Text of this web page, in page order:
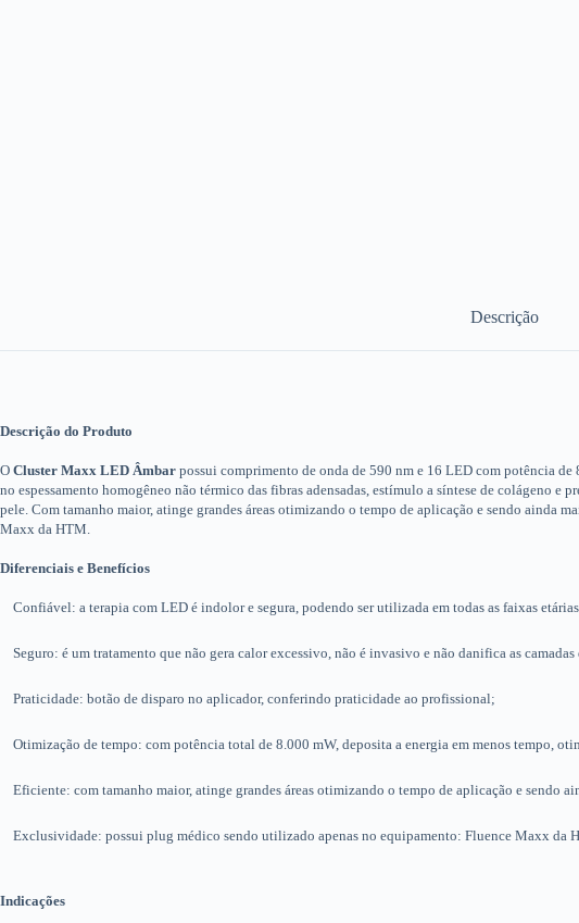
Descrição
Descrição do Produto
O Cluster Maxx LED Âmbar possui comprimento de onda de 590 nm e 16 LED com potência de
no espessamento homogêneo não térmico das fibras adensadas, estímulo a síntese de colágeno
pele. Com tamanho maior, atinge grandes áreas otimizando o tempo de aplicação e sendo
Maxx da HTM.
Diferenciais e Benefícios
Confiável: a terapia com LED é indolor e segura, podendo ser utilizada em todas as faixas
Seguro: é um tratamento que não gera calor excessivo, não é invasivo e não danifica as
Praticidade: botão de disparo no aplicador, conferindo praticidade ao profissional;
Otimização de tempo: com potência total de 8.000 mW, deposita a energia em menos tempo,
Eficiente: com tamanho maior, atinge grandes áreas otimizando o tempo de aplicação e sendo
Exclusividade: possui plug médico sendo utilizado apenas no equipamento: Fluence Maxx da
Indicações